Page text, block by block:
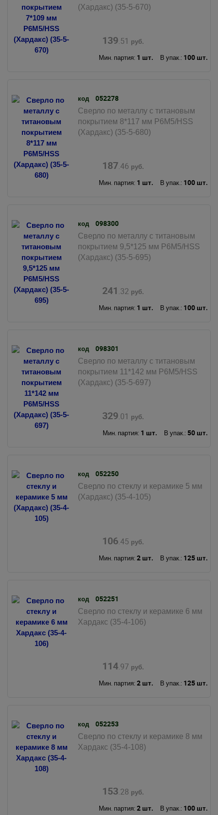
(Хардакс) (35-5-670)
139.51 руб.
Мин. партия: 1 шт. В упак.: 100 шт.
код 052278
Сверло по металлу с титановым
покрытием 8*117 мм Р6М5/HSS
(Хардакс) (35-5-680)
187.46 руб.
Мин. партия: 1 шт. В упак.: 100 шт.
код 098300
Сверло по металлу с титановым
покрытием 9,5*125 мм Р6М5/HSS
(Хардакс) (35-5-695)
241.32 руб.
Мин. партия: 1 шт. В упак.: 100 шт.
код 098301
Сверло по металлу с титановым
покрытием 11*142 мм Р6М5/HSS
(Хардакс) (35-5-697)
329.01 руб.
Мин. партия: 1 шт. В упак.: 50 шт.
код 052250
Сверло по стеклу и керамике 5 мм
(Хардакс) (35-4-105)
106.45 руб.
Мин. партия: 2 шт. В упак.: 125 шт.
код 052251
Сверло по стеклу и керамике 6 мм
Хардакс (35-4-106)
114.97 руб.
Мин. партия: 2 шт. В упак.: 125 шт.
код 052253
Сверло по стеклу и керамике 8 мм
Хардакс (35-4-108)
153.28 руб.
Мин. партия: 2 шт. В упак.: 100 шт.